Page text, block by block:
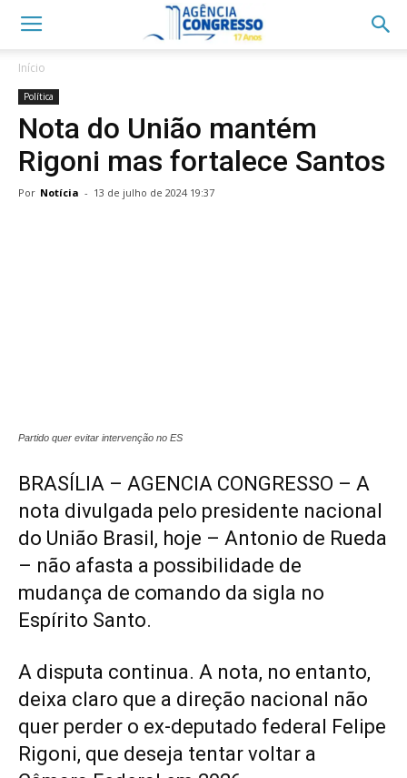
Início
Política
Nota do União mantém
Rigoni mas fortalece Santos
Por Notícia - 13 de julho de 2024 19:37
Partido quer evitar intervenção no ES
BRASÍLIA – AGENCIA CONGRESSO – A
nota divulgada pelo presidente nacional
do União Brasil, hoje – Antonio de Rueda
– não afasta a possibilidade de
mudança de comando da sigla no
Espírito Santo.
A disputa continua. A nota, no entanto,
deixa claro que a direção nacional não
quer perder o ex-deputado federal Felipe
Rigoni, que deseja tentar voltar a